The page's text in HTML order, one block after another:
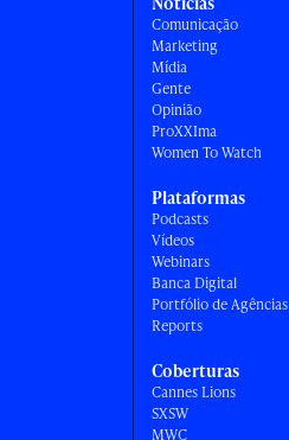
Comunicação
Marketing
Mídia
Gente
Opinião
ProXXIma
Women To Watch
Plataformas
Podcasts
Vídeos
Webinars
Banca Digital
Portfólio de Agências
Reports
Coberturas
Cannes Lions
SXSW
MWC